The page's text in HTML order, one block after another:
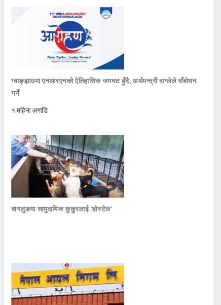
ग्वाङ्झाउमा एनआरएनको ऐतिहासिक जमघट हुँदै, अर्थमन्त्री वाग्लेले सँबोधन
गर्ने
१ महिना अगाडि
बागलुङमा सामुदायिक कुकुरलाई ‘होस्टेल’